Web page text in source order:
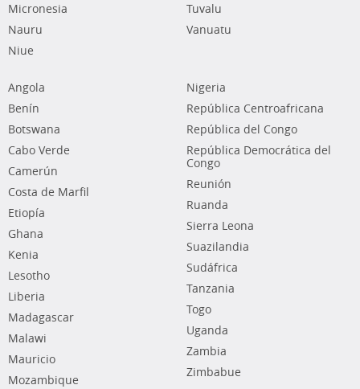
Micronesia
Nauru
Niue
Tuvalu
Vanuatu
Angola
Benín
Botswana
Cabo Verde
Camerún
Costa de Marfil
Etiopía
Ghana
Kenia
Lesotho
Liberia
Madagascar
Malawi
Mauricio
Mozambique
Nigeria
República Centroafricana
República del Congo
República Democrática del
Congo
Reunión
Ruanda
Sierra Leona
Suazilandia
Sudáfrica
Tanzania
Togo
Uganda
Zambia
Zimbabue